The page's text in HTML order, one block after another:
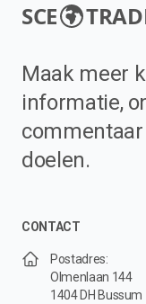
SCE
Maak meer
informatie,
doelen.
CONTACT
Postadres:
Olmenlaan 144
1404 DH Bussum